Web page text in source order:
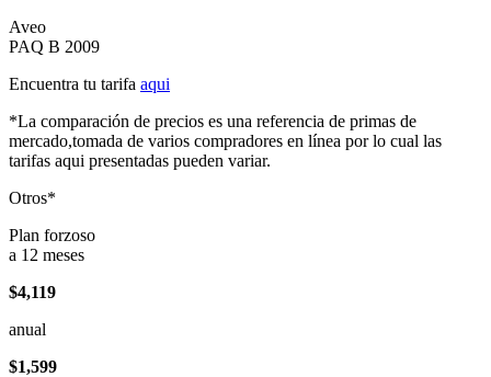
Aveo
PAQ B 2009
Encuentra tu tarifa aqui
*La comparación de precios es una referencia de primas de
mercado,tomada de varios compradores en línea por lo cual las
tarifas aqui presentadas pueden variar.
Otros*
Plan forzoso
a 12 meses
$4,119
anual
$1,599